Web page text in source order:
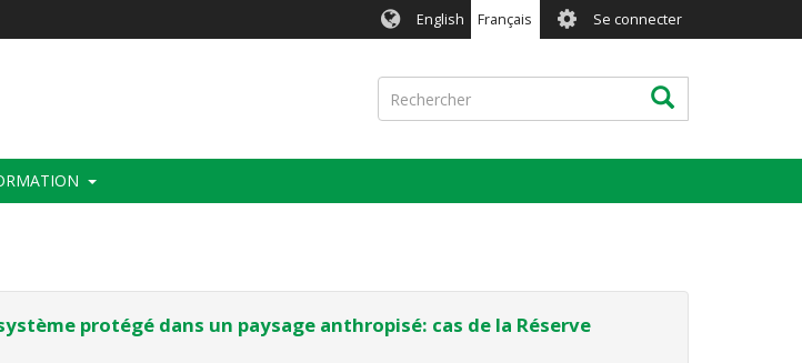
English Français User
account
menu
Se connecter
Rechercher Rechercher
protégé dans un paysage anthropisé: cas de la Réserve